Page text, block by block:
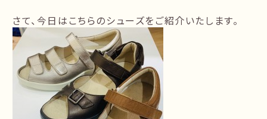
さて、今日はこちらのシューズをご紹介いたします。